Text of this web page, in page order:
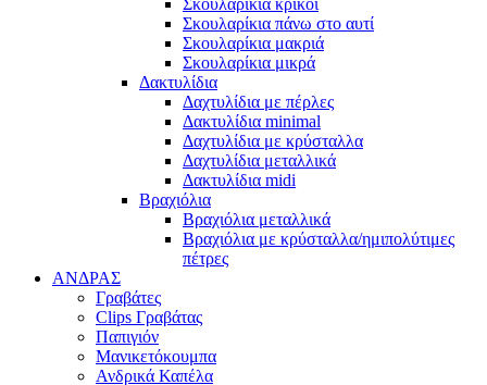
Σκουλαρίκια πάνω στο αυτί
Σκουλαρίκια μακριά
Σκουλαρίκια μικρά
Δακτυλίδια
Δαχτυλίδια με πέρλες
Δακτυλίδια minimal
Δαχτυλίδια με κρύσταλλα
Δαχτυλίδια μεταλλικά
Δακτυλίδια midi
Βραχιόλια
Βραχιόλια μεταλλικά
Βραχιόλια με κρύσταλλα/ημιπολύτιμες
πέτρες
ΑΝΔΡΑΣ
Γραβάτες
Clips Γραβάτας
Παπιγιόν
Μανικετόκουμπα
Ανδρικά Καπέλα